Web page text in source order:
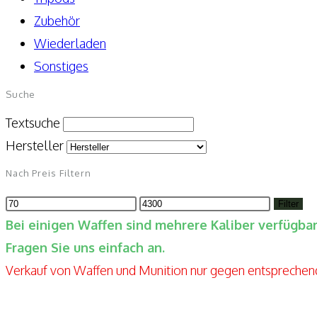
Zubehör
Wiederladen
Sonstiges
Suche
Textsuche
Hersteller
Nach Preis Filtern
Min.
Preis
Max.
Preis
Filter
Bei einigen Waffen sind mehrere Kaliber
Fragen Sie uns einfach an.
Verkauf von Waffen und Munition nur gegen